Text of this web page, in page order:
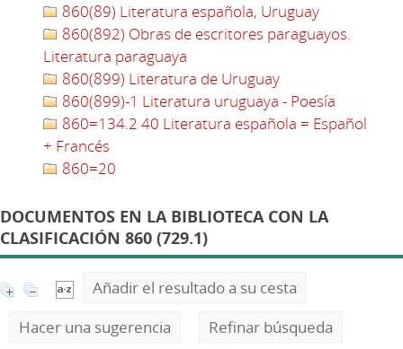
860(89) Literatura española, Uruguay
860(892) Obras de escritores paraguayos.
Literatura paraguaya
860(899) Literatura de Uruguay
860(899)-1 Literatura uruguaya - Poesía
860=134.2 40 Literatura española = Español
+ Francés
860=20
DOCUMENTOS EN LA BIBLIOTECA CON LA
CLASIFICACIÓN 860 (729.1)
Añadir el resultado a su cesta
Hacer una sugerencia
Refinar búsqueda